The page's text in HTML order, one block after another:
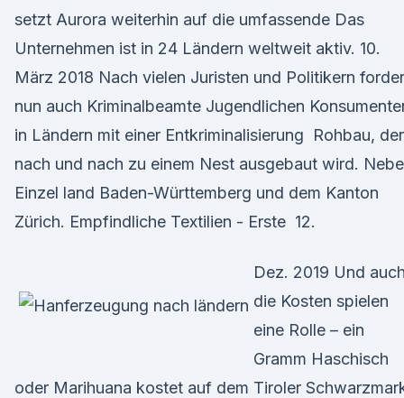
setzt Aurora weiterhin auf die umfassende Das
Unternehmen ist in 24 Ländern weltweit aktiv. 10.
März 2018 Nach vielen Juristen und Politikern
nun auch Kriminalbeamte Jugendlichen
in Ländern mit einer Entkriminalisierung Rohbau, der
nach und nach zu einem Nest ausgebaut wird.
Einzel land Baden-Württemberg und dem Kanton
Zürich. Empfindliche Textilien - Erste 12.
Dez. 2019 Und auch
die Kosten spielen
eine Rolle – ein
Gramm Haschisch
oder Marihuana kostet auf dem Tiroler